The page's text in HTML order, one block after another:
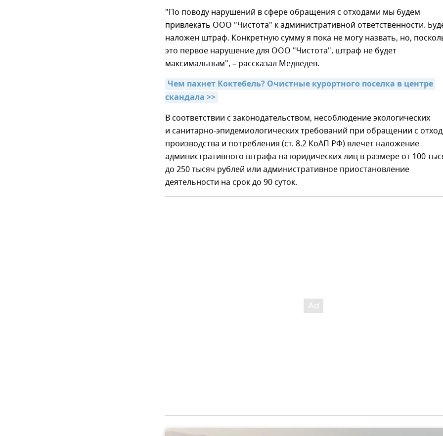
"По поводу нарушений в сфере обращения с отходами мы будем
привлекать ООО "Чистота" к административной ответственности.
наложен штраф. Конкретную сумму я пока не могу назвать, но,
это первое нарушение для ООО "Чистота", штраф не будет
максимальным", – рассказал Медведев.
Чем пахнет Коктебель? Очистные курортного поселка в центре
скандала >>
В соответствии с законодательством, несоблюдение экологических
и санитарно-эпидемиологических требований при обращении с
производства и потребления (ст. 8.2 КоАП РФ) влечет наложение
административного штрафа на юридических лиц в размере от 100
до 250 тысяч рублей или административное приостановление
деятельности на срок до 90 суток.